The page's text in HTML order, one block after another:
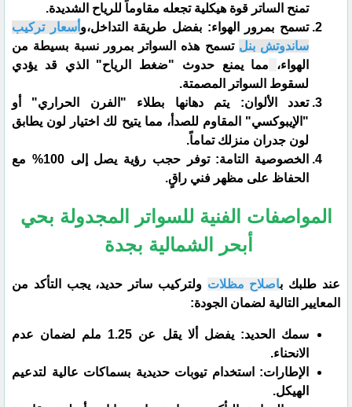
تمنح الساتر قوة هيكلية تجعله مقاوماً للرياح الشديدة.
​تسمح بمرور الهواء: بفضل طريقة التداخل،و أسعار تركيب
ساندوتش بنل تسمح هذه السواتر بمرور نسبة بسيطة من
الهواء،
مما يمنع حدوث "ضغط الرياح" الذي قد يؤدي
لسقوط السواتر المصمتة.
​تعدد الألوان: يتم دهانها بطلاء "الفرن الحراري" أو
"الإيبوكسي" المقاوم للصدأ، مما يتيح لك اختيار لون يطابق
لون جدران منزلك تماماً.
​الخصوصية التامة: توفر حجب رؤية يصل إلى 100% مع
الحفاظ على مظهر فني راقٍ.
المواصفات الفنية للسواتر المجدولة بحي
أبحر الشمالية بجدة
​عند طلبك باصلاح مظلات ولتركيب ساتر حديد، يجب التأكد من
المعايير التالية لضمان الجودة:
​سمك الحديد: يفضل ألا يقل عن 1.25 ملم لضمان عدم
الانحناء.
​الإطارات: استخدام تيوبات حديدية بسماكات عالية لتدعيم
الهيكل.